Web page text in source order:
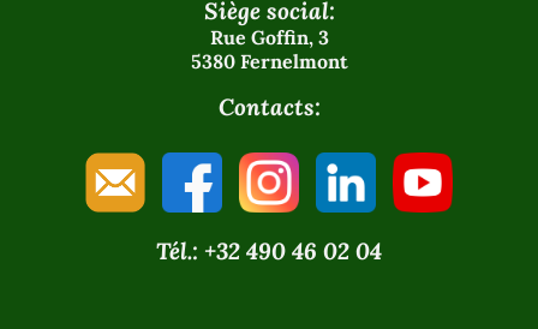
Siège social:
Rue Goffin, 3
5380 Fernelmont
Contacts:
Tél.: +32 490 46 02 04